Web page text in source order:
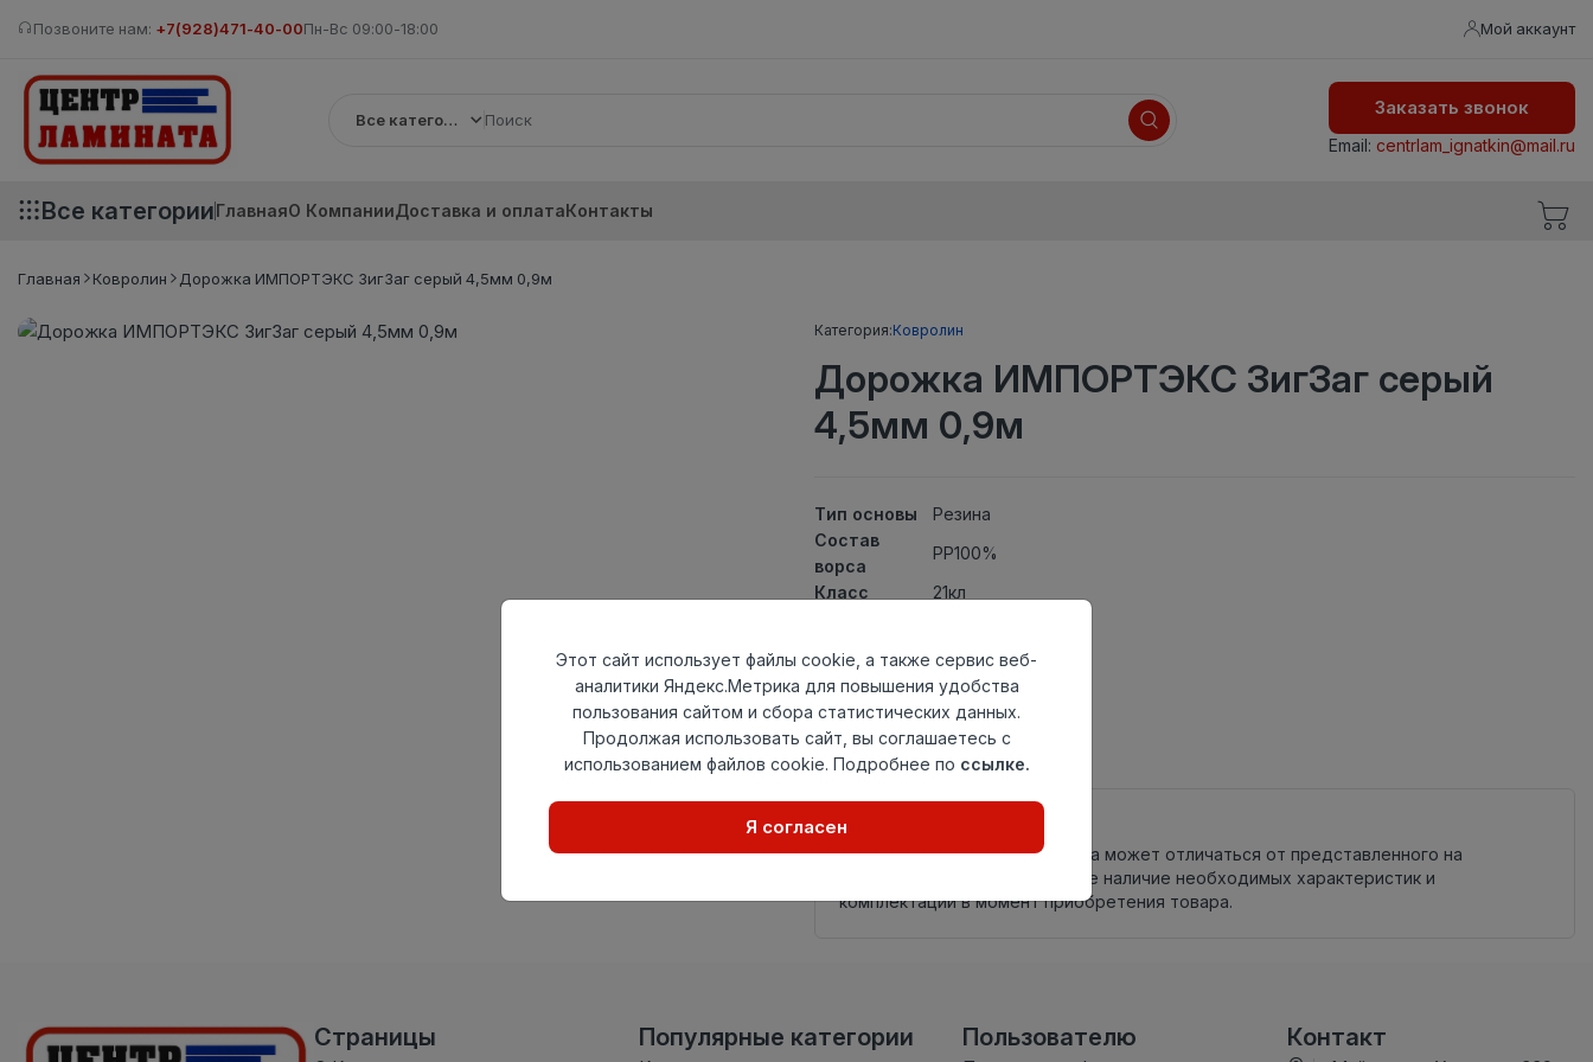
Позвоните нам: +7(928)471-40-00Пн-Вс 09:00-18:00 Мой аккаунт
Все категории
Заказать звонок
Email: centrlam_ignatkin@mail.ru
Все категорииГлавнаяО КомпанииДоставка и оплатаКонтакты
Главная Ковролин Дорожка ИМПОРТЭКС ЗигЗаг серый 4,5мм 0,9м
Категория:Ковролин
Дорожка ИМПОРТЭКС ЗигЗаг серый
4,5мм 0,9м
Тип основы
Резина
Состав
ворса
PP100%
Класс
21кл
АктуальностьАктуален
Вид
ковролина
Дорожка
Страна
происхождения
Китай
Нет в наличии
Внимание! Внешний вид товара может отличаться от представленного на
настоящем сайте. Проверяйте наличие необходимых характеристик и
комплектации в момент приобретения товара.
Страницы Популярные категории Пользователю Контакт
Этот сайт использует файлы cookie, а также сервис веб-
аналитики Яндекс.Метрика для повышения удобства
пользования сайтом и сбора статистических данных.
Продолжая использовать сайт, вы соглашаетесь с
использованием файлов cookie. Подробнее по ссылке.
Я согласен